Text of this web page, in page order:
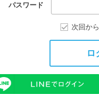
パスワード
次回か
ロ